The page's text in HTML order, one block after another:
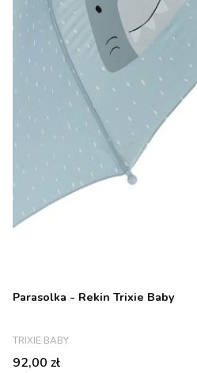
Parasolka - Rekin Trixie Baby
PRODUCENT
TRIXIE BABY
Cena
92,00 zł